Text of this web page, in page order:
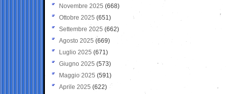
Novembre 2025 (668)
Ottobre 2025 (651)
Settembre 2025 (662)
Agosto 2025 (669)
Luglio 2025 (671)
Giugno 2025 (573)
Maggio 2025 (591)
Aprile 2025 (622)